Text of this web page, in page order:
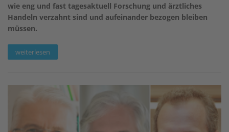
wie eng und fast tagesaktuell Forschung und ärztliches
Handeln verzahnt sind und aufeinander bezogen bleiben
müssen.
weiterlesen